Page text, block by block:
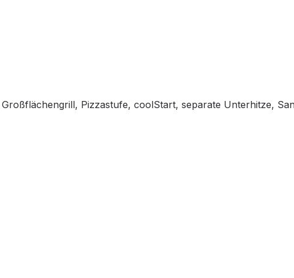
Pizzastufe, coolStart, separate Unterhitze,